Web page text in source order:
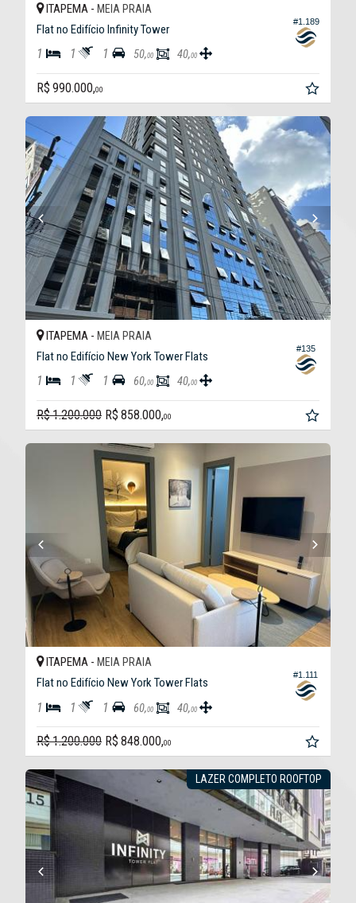
#1.189
ITAPEMA - MEIA PRAIA
Flat no Edifício Infinity Tower
1 1 1 50,00 40,00
R$ 990.000,00
#135
ITAPEMA - MEIA PRAIA
Flat no Edifício New York Tower Flats
1 1 1 60,00 40,00
R$ 1.200.000 R$ 858.000,00
#1.111
ITAPEMA - MEIA PRAIA
Flat no Edifício New York Tower Flats
1 1 1 60,00 40,00
R$ 1.200.000 R$ 848.000,00
LAZER COMPLETO ROOFTOP